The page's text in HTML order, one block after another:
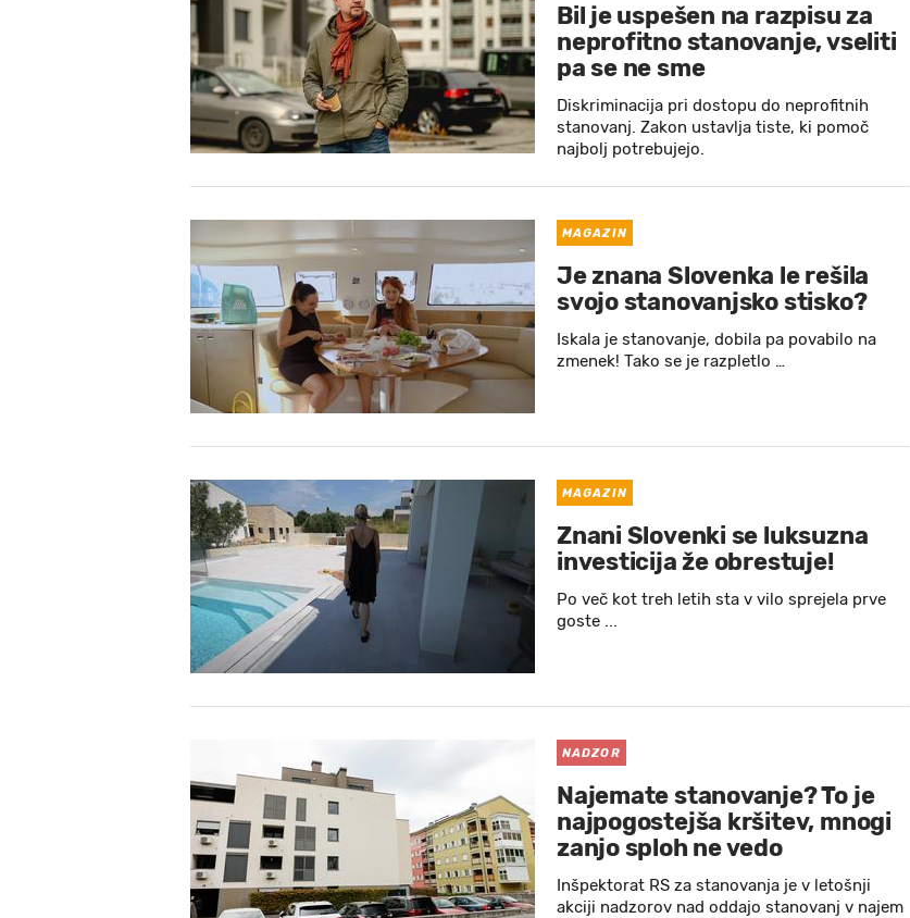
Bil je uspešen na razpisu za
neprofitno stanovanje, vseliti
pa se ne sme
Diskriminacija pri dostopu do neprofitnih
stanovanj. Zakon ustavlja tiste, ki pomoč
najbolj potrebujejo.
MAGAZIN
Je znana Slovenka le rešila
svojo stanovanjsko stisko?
Iskala je stanovanje, dobila pa povabilo na
zmenek! Tako se je razpletlo …
MAGAZIN
Znani Slovenki se luksuzna
investicija že obrestuje!
Po več kot treh letih sta v vilo sprejela prve
goste ...
NADZOR
Najemate stanovanje? To je
najpogostejša kršitev, mnogi
zanjo sploh ne vedo
Inšpektorat RS za stanovanja je v letošnji
akciji nadzorov nad oddajo stanovanj v najem